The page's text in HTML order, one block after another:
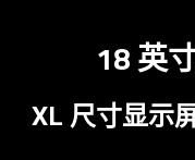
18 英
XL 尺寸显示